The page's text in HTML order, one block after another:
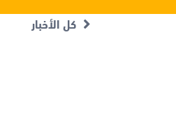
كل الأخبار